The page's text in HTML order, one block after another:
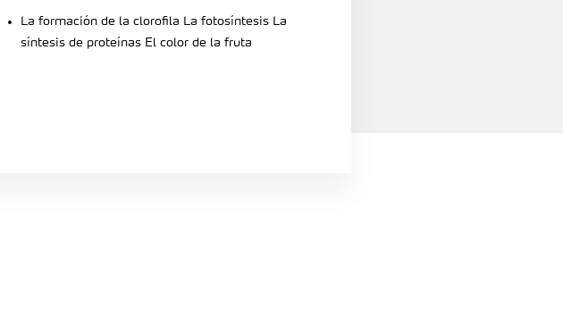
La formación de la clorofila La fotosíntesis La
síntesis de proteínas El color de la fruta